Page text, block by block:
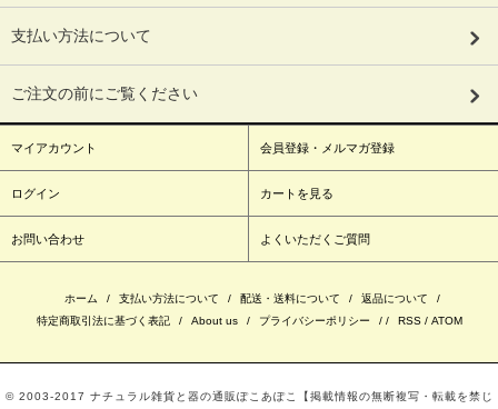
支払い方法について
ご注文の前にご覧ください
マイアカウント 会員登録・メルマガ登録
ログイン カートを見る
お問い合わせ よくいただくご質問
ホーム / 支払い方法について / 配送・送料について / 返品について
/
特定商取引法に基づく表記
/ About us / プライバシーポリシー / / RSS/ ATOM
© 2003‐2017 ナチュラル雑貨と器の通販ぽこあぽこ【掲載情報の無断複写・転載を禁じ